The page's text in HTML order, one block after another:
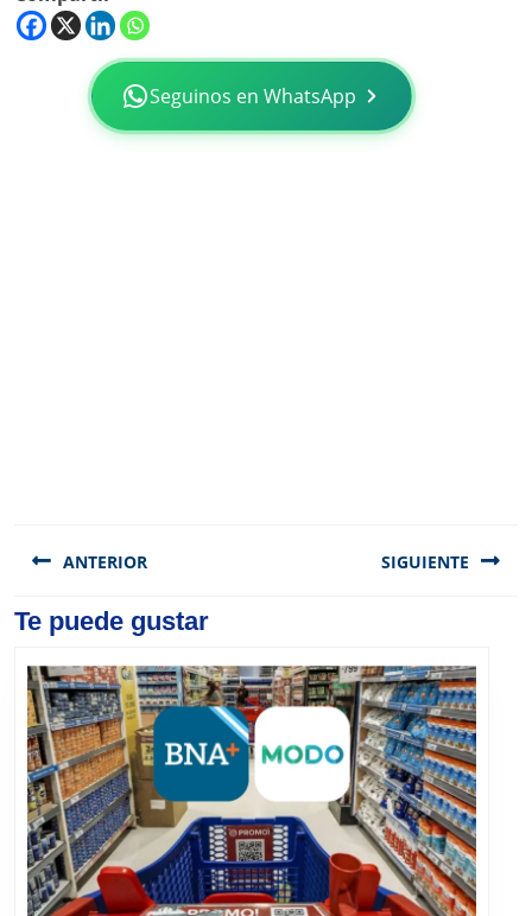
Seguinos en WhatsApp
de
ANTERIOR
Previous
SIGUIENTE
Te puede gustar